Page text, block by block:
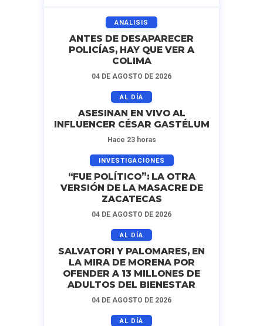
ANÁLISIS
ANTES DE DESAPARECER
POLICÍAS, HAY QUE VER A
COLIMA
04 DE AGOSTO DE 2026
AL DÍA
ASESINAN EN VIVO AL
INFLUENCER CÉSAR GASTÉLUM
Hace 23 horas
INVESTIGACIONES
“FUE POLÍTICO”: LA OTRA
VERSIÓN DE LA MASACRE DE
ZACATECAS
04 DE AGOSTO DE 2026
AL DÍA
SALVATORI Y PALOMARES, EN
LA MIRA DE MORENA POR
OFENDER A 13 MILLONES DE
ADULTOS DEL BIENESTAR
04 DE AGOSTO DE 2026
AL DÍA